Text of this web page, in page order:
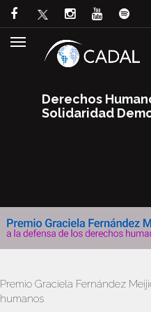
Derechos
Solidaridad
Premio Graciela Fernández
humanos